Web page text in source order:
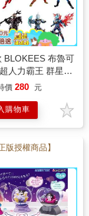
BLOKEES 布魯可
人力霸王 群星版
光之力再臨 盒玩
價 280 元
購物車
版授權商品】